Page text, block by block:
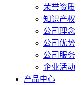
荣誉资质
知识产权
公司理念
公司优势
公司服务
企业活动
产品中心